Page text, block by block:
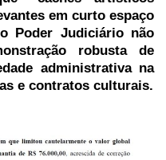
em curto espaço
Poder Judiciário não
robusta de
administrativa na
e contratos culturais.